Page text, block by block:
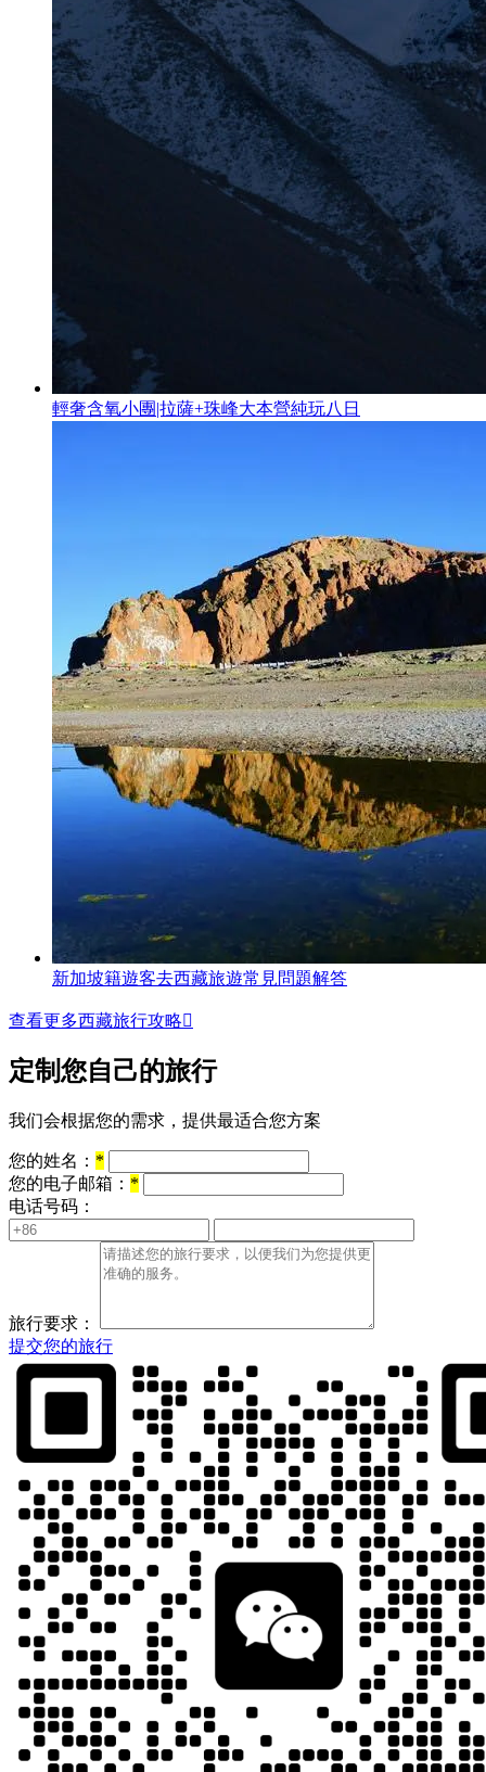
輕奢含氧小團|拉薩+珠峰大本營純玩八日
新加坡籍遊客去西藏旅遊常見問題解答
查看更多西藏旅行攻略
定制您自己的旅行
我们会根据您的需求，提供最适合您方案
您的姓名： *
您的电子邮箱： *
电话号码：
旅行要求：
提交您的旅行